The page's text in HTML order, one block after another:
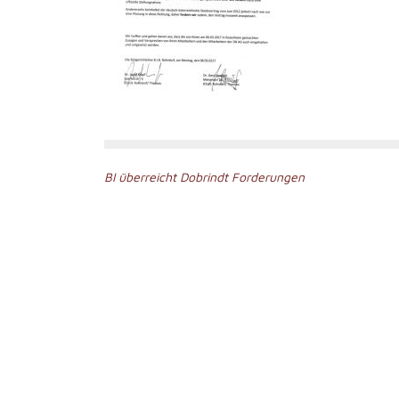
Beitragsnavigation
BI überreicht Dobrindt Forderungen